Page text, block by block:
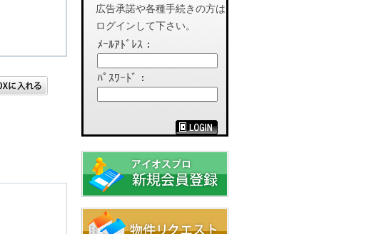
広告承諾や各種手続きの方は
ログインして下さい。
ﾒｰﾙｱﾄﾞﾚｽ：
ﾊﾟｽﾜｰﾄﾞ：